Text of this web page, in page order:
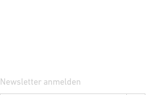
Newsletter anmelden